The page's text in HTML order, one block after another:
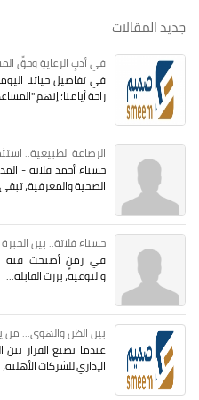
جديد المقالات
في أدبِ الرعايةِ وحقِّ
في تفاصيل حياتنا
راحة أيامنا؛ إنهم
الرضاعة الطبيعية..
حسناء أحمد فلاتة -
الصحية والمعرفية،
حسناء فلاتة.. بين
في زمنٍ أصبحت فيه
والتوعية، برزت القابلة...
بين الظن والهوى... من
عندما يضيع القرار
الإداري للشركات